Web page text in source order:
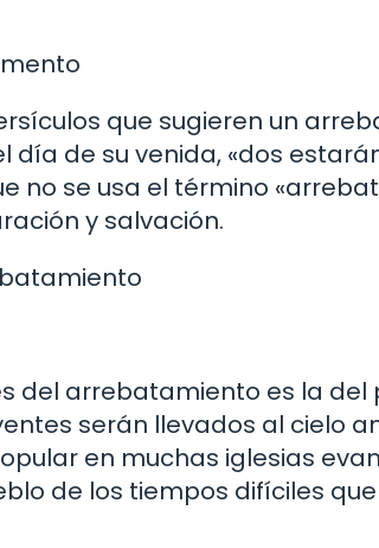
que sugieren un
día de su venida, «dos
no se usa el término
y salvación.
del arrebatamiento es la del
serán llevados al cielo
en muchas iglesias
de los tiempos difíciles